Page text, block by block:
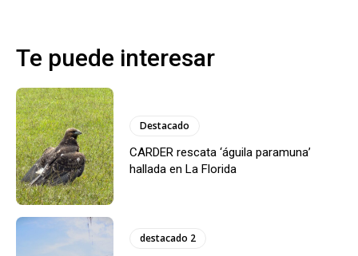
Te puede interesar
Destacado
CARDER rescata ‘águila paramuna’
hallada en La Florida
destacado 2